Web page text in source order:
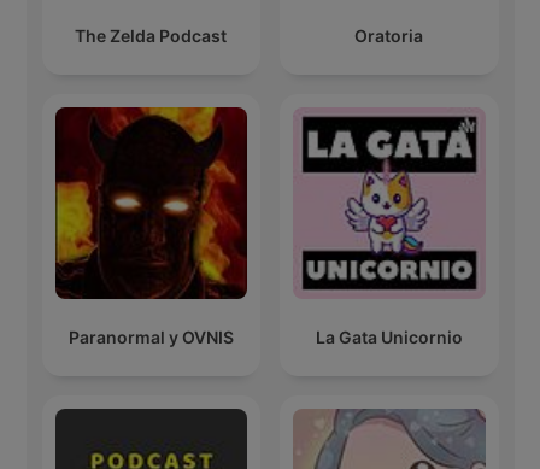
The Zelda Podcast Oratoria
Paranormal y OVNIS La Gata Unicornio